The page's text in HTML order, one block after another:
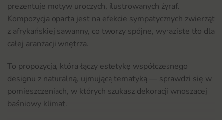
prezentuje motyw uroczych, ilustrowanych żyraf.
Kompozycja oparta jest na efekcie sympatycznych zwierząt
z afrykańskiej sawanny, co tworzy spójne, wyraziste tło dla
całej aranżacji wnętrza.
To propozycja, która łączy estetykę współczesnego
designu z naturalną, ujmującą tematyką — sprawdzi się w
pomieszczeniach, w których szukasz dekoracji wnoszącej
baśniowy klimat.